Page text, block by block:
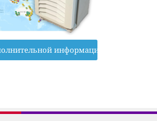
информации